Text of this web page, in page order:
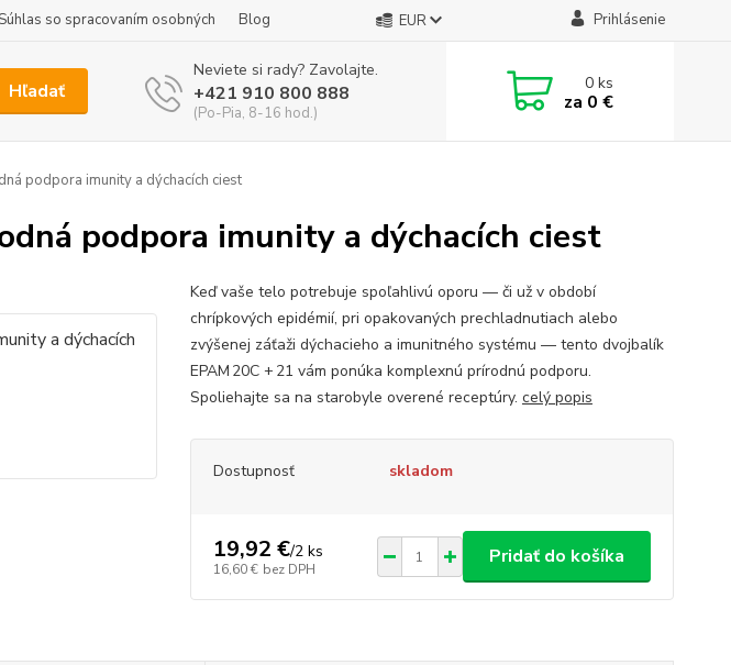
so spracovaním osobných Blog EUR Prihlásenie
Hľadať
Neviete si rady? Zavolajte.
+421 910 800 888
(Po-Pia, 8-16 hod.)
0ks
za 0 €
podpora imunity a dýchacích ciest
podpora imunity a dýchacích ciest
Keď vaše telo potrebuje spoľahlivú oporu — či už v období
chrípkových epidémií, pri opakovaných prechladnutiach alebo
zvýšenej záťaži dýchacieho a imunitného systému — tento dvojbalík
EPAM 20C + 21 vám ponúka komplexnú prírodnú podporu.
Spoliehajte sa na starobyle overené receptúry. celý popis
Dostupnosť skladom
19,92 €/2 ks
16,60 € bez DPH
Pridať do košíka